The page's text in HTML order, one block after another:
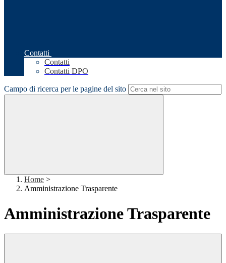
Contatti
Contatti
Contatti DPO
Campo di ricerca per le pagine del sito
Home >
Amministrazione Trasparente
Amministrazione Trasparente